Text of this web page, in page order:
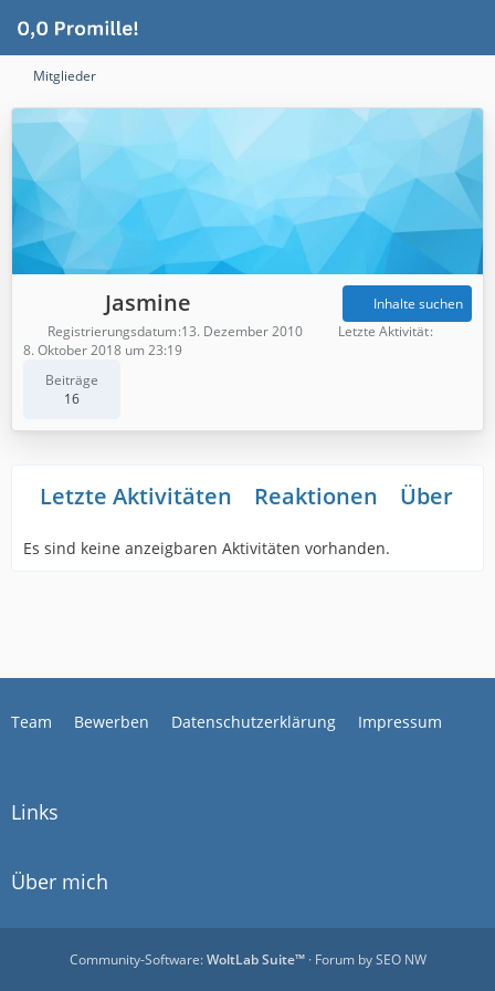
Mitglieder
Jasmine
Beiträge
16
Inhalte suchen
Registrierungsdatum 13. Dezember 2010
Letzte Aktivität
8. Oktober 2018 um 23:19
Letzte Aktivitäten Reaktionen Über
Es sind keine anzeigbaren Aktivitäten vorhanden.
Team Bewerben Datenschutzerklärung Impressum
Links
Über mich
Community-Software:WoltLab Suite™· Forum bySEO NW